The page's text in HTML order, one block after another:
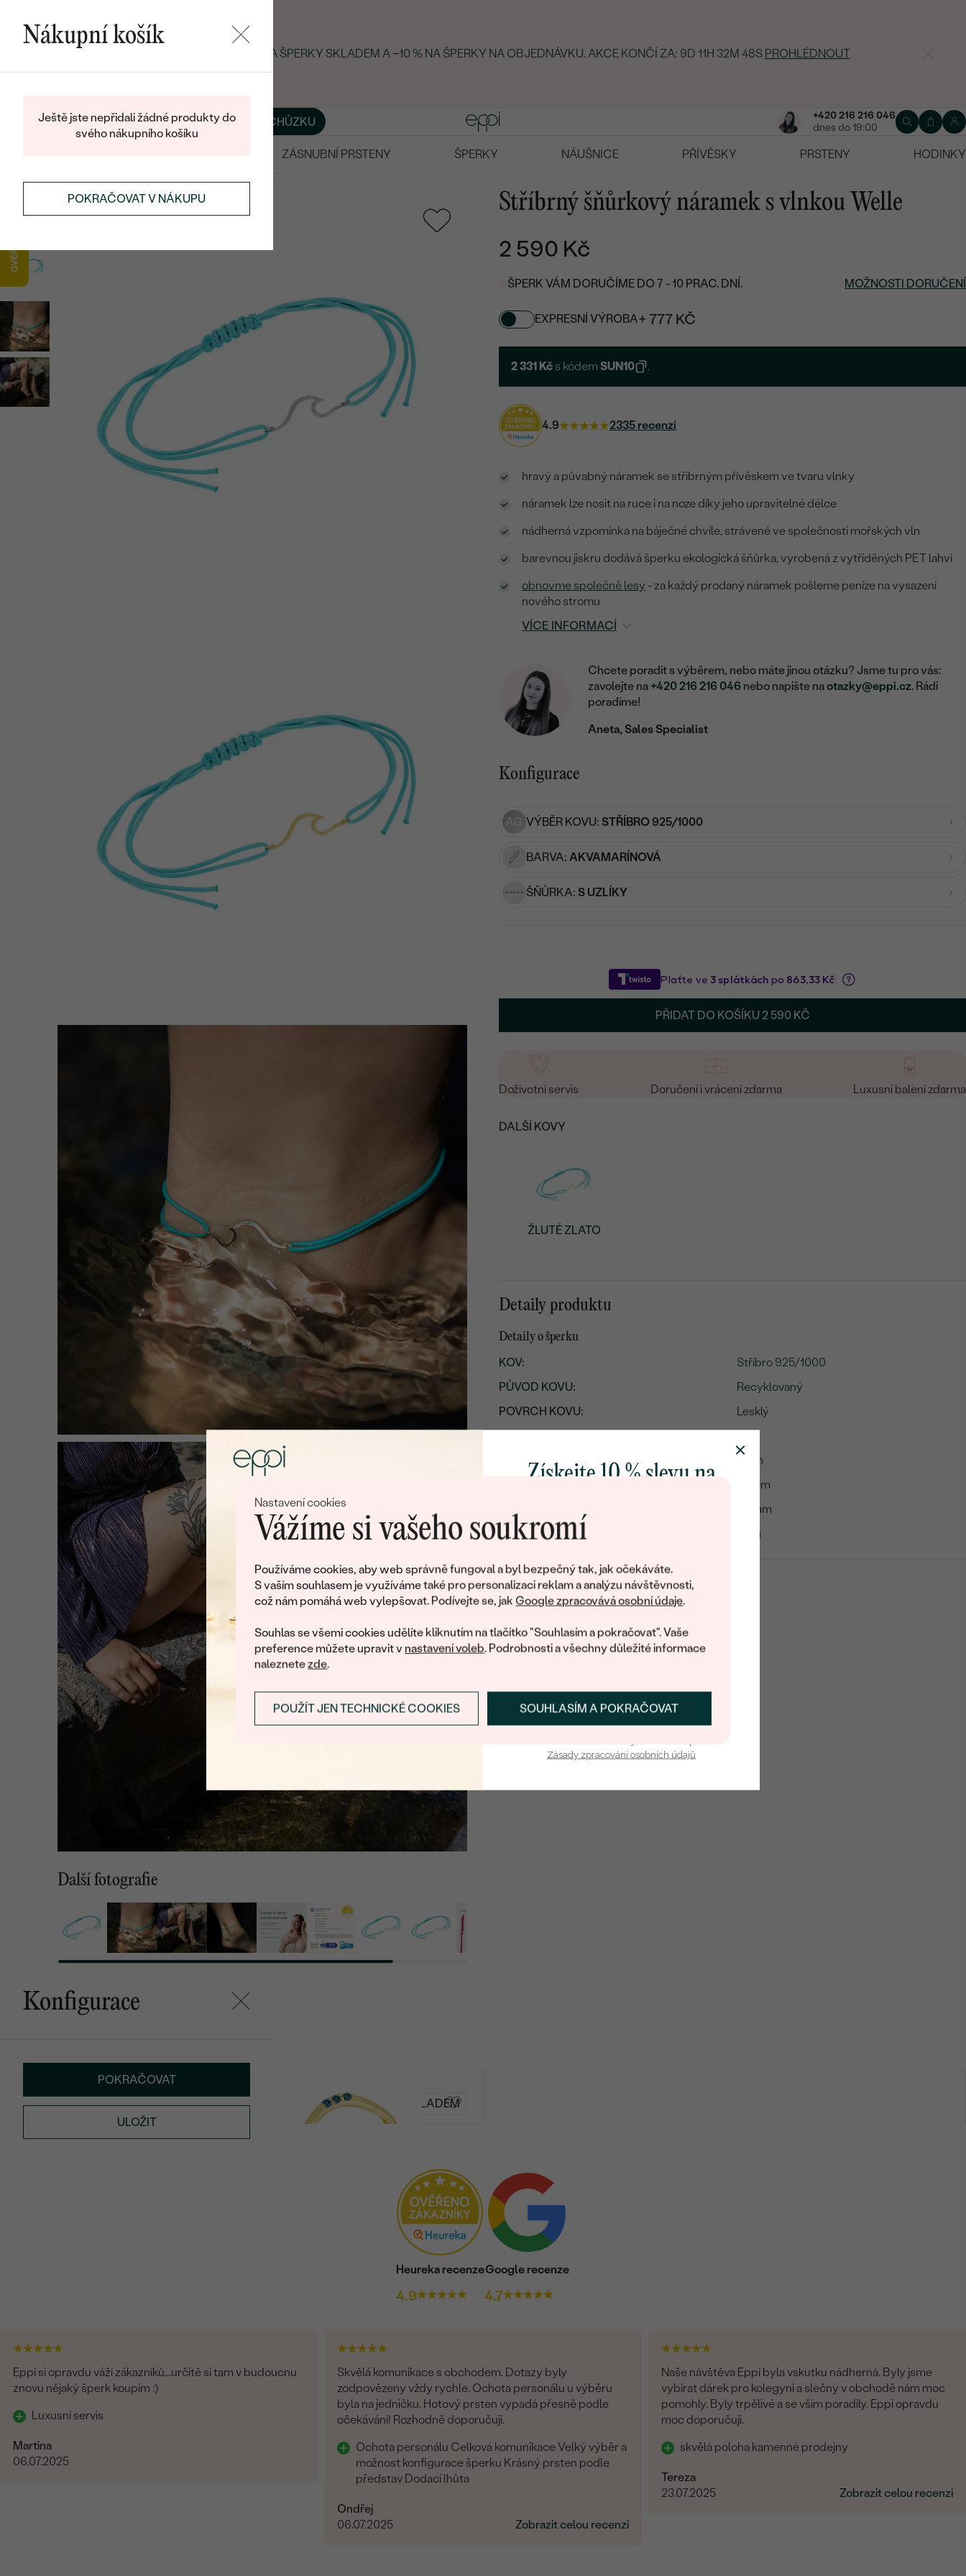
Nastavení cookies
Vážíme si vašeho soukromí
Používáme cookies, aby web správně fungoval a byl bezpečný tak, jak očekáváte.
S vaším souhlasem je využíváme také pro personalizaci reklam a analýzu návštěvnosti,
což nám pomáhá web vylepšovat. Podívejte se, jakGoogle zpracovává osobní údaje.
Souhlas se všemi cookies udělíte kliknutím na tlačítko "Souhlasím a pokračovat". Vaše
preference můžete upravit v nastavení voleb. Podrobnosti a všechny důležité informace
naleznetezde.
SOUHLASÍM A POKRAČOVAT
POUŽÍT JEN TECHNICKÉ COOKIES
LETNÍ BLACK FRIDAY: −25 % NA ŠPERKY SKLADEM A −10 % NA ŠPERKY NA OBJEDNÁVKU. AKCE KONČÍ ZA: 9D 11H 32M 47S PROHLÉDNOUT
BLOGŠPERKY NA MÍRU DOMLUVIT SI SCHŮZKU
+420 216 216 046
dnes do 19:00
ZÁSNUBNÍ PRSTENY ŠPERKY NÁUŠNICE PŘÍVĚSKY PRSTENY
HODINKY
NÁRAMKYPROVÁZKOVÉ NÁRAMKY
Další fotografie
Stříbrný šňůrkový náramek s vlnkou Welle
2 590 Kč
ŠPERK VÁM DORUČÍME DO 7 - 10 PRAC. DNÍ. MOŽNOSTI DORUČENÍ
EXPRESNÍ VÝROBA+ 777 KČ
2 331 Kč s kódemSUN10 .
4.9 2335 recenzí
hravý a půvabný náramek se stříbrným přívěskem ve tvaru vlnky
náramek lze nosit na ruce i na noze díky jeho upravitelné délce
nádherná vzpomínka na báječné chvíle, strávené ve společnosti mořských vln
barevnou jiskru dodává šperku ekologická šňůrka, vyrobená z vytříděných PET lahví
obnovme společně lesy - za každý prodaný náramek pošleme peníze na vysazení
nového stromu
VÍCE INFORMACÍ
Chcete poradit s výběrem, nebo máte jinou otázku? Jsme tu pro vás:
zavolejte na +420 216 216 046 nebo napište naotazky@eppi.cz. Rádi
poradíme!
Aneta, Sales Specialist
Konfigurace
AG VÝBĚR KOVU: STŘÍBRO 925/1000
BARVA: AKVAMARÍNOVÁ
ŠŇŮRKA: S UZLÍKY
PŘIDAT DO KOŠÍKU 2 590 KČ
Doživotní servis Doručení i vrácení zdarma Luxusní balení zdarma
DALŠÍ KOVY
ŽLUTÉ ZLATO
Detaily produktu
Detaily o šperku
KOV:
Stříbro 925/1000
PŮVOD KOVU:
Recyklovaný
POVRCH KOVU:
Lesklý
ŠÍŘKA:
1 mm
10 mm
22 mm
PŘIBLIŽNÁ VÁHA:
0.3 g
Konfigurace
POKRAČOVAT
ULOŽIT
od 1 390 Kč SKLADEM SKLADEM
Heureka recenze
4.9
Google recenze
4.7
Eppi si opravdu váží zákazníků...určitě si tam v budoucnu
znovu nějaký šperk koupím :)
Luxusní servis
Martina
06.07.2025
Skvělá komunikace s obchodem. Dotazy byly
zodpovězeny vždy rychle. Ochota personálu u výběru
byla na jedničku. Hotový prsten vypadá přesně podle
očekávání! Rozhodně doporučuji.
Ochota personálu Celková komunikace Velký výběr a
možnost konfigurace šperku Krásný prsten podle
představ Dodací lhůta
Ondřej
06.07.2025
Zobrazit celou recenzi
Naše návštěva Eppi byla vskutku nádherná. Byly jsme
vybírat dárek pro kolegyni a slečny v obchodě nám moc
pomohly. Byly trpělivé a se vším poradily. Eppi opravdu
moc doporučuji.
skvělá poloha kamenné prodejny
Tereza
23.07.2025
Zobrazit celou recenzi
Nákupní košík
Ještě jste nepřidali žádné produkty do
svého nákupního košíku
POKRAČOVAT V NÁKUPU
Získejte 10 % slevu na
poctivě vyráběných šperků Eppi.
Jako dárek na přivítání vám obratem
zašleme slevový kód na váš první
PŘIHLÁSIT SE A ZÍSKAT SLEVU
Zásady zpracování osobních údajů